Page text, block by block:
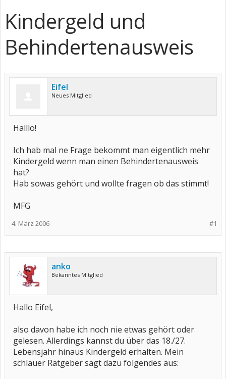
Kindergeld und
Behindertenausweis
Eifel
Neues Mitglied
Halllo!
Ich hab mal ne Frage bekommt man eigentlich mehr
Kindergeld wenn man einen Behindertenausweis
hat?
Hab sowas gehört und wollte fragen ob das stimmt!
MFG
#1
4. März 2006
anko
Bekanntes Mitglied
Hallo Eifel,
also davon habe ich noch nie etwas gehört oder
gelesen. Allerdings kannst du über das 18./27.
Lebensjahr hinaus Kindergeld erhalten. Mein
schlauer Ratgeber sagt dazu folgendes aus: